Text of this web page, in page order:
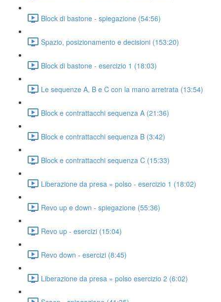
Block di bastone - spiegazione (54:56)
Spazio, posizionamento e decisioni (153:20)
Block di bastone - esercizio 1 (18:03)
Le sequenze A, B e C con la mano arretrata (13:54)
Block e contrattacchi sequenza A (21:36)
Block e contrattacchi sequenza B (3:42)
Block e contrattacchi sequenza C (15:33)
Liberazione da presa » polso - esercizio 1 (18:02)
Revo up e down - spiegazione (55:36)
Revo up - esercizi (15:04)
Revo down - esercizi (8:45)
Liberazione da presa » polso esercizio 2 (6:02)